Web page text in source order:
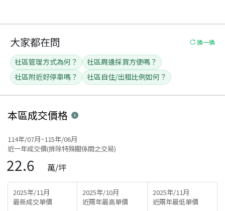
大家都在問 換一換
社區管理方式為何？
社區周邊採買方便嗎？
社區附近好停車嗎？
社區自住/出租比例如何？
本區成交價格
114年/07月~115年/06月
近一年成交價(排除特殊關係間之交易)
22.6 萬/坪
2025年/11月
最新成交單價
2025年/10月
近兩年最高單價
2025年/11月
近兩年最低單價